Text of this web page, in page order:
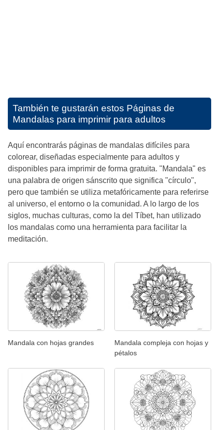
También te gustarán estos Páginas de
Mandalas para imprimir para adultos
Aquí encontrarás páginas de mandalas difíciles para
colorear, diseñadas especialmente para adultos y
disponibles para imprimir de forma gratuita. "Mandala" es
una palabra de origen sánscrito que significa "círculo",
pero que también se utiliza metafóricamente para referirse
al universo, el entorno o la comunidad. A lo largo de los
siglos, muchas culturas, como la del Tíbet, han utilizado
los mandalas como una herramienta para facilitar la
meditación.
Mandala con hojas grandes
Mandala compleja con hojas y
pétalos